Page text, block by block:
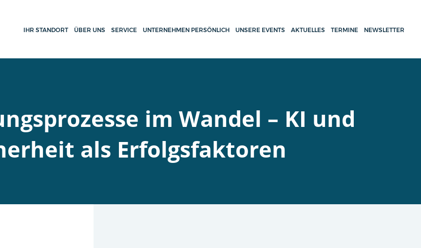
IHR STANDORT ÜBER UNS SERVICE UNTERNEHMEN PERSÖNLICH UNSERE EVENTS AKTUELLES TERMINE NEWSLETTER
im Wandel – KI und
als Erfolgsfaktoren